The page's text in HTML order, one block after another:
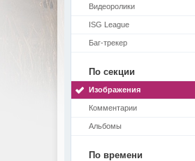
Видеоролики
ISG League
Баг-трекер
По секции
Изображения
Комментарии
Альбомы
По времени